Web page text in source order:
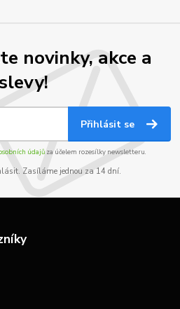
novinky, akce a
Přihlásit se
údajůza účelem rozesílky newsletteru.
Zasíláme jednou za 14 dní.